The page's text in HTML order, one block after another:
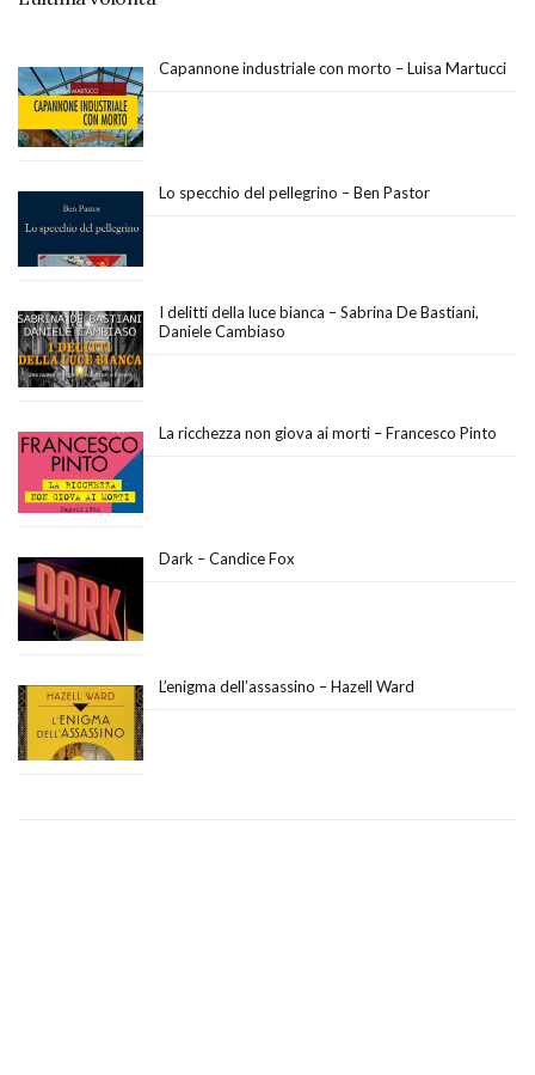
Capannone industriale con morto – Luisa Martucci
Lo specchio del pellegrino – Ben Pastor
I delitti della luce bianca – Sabrina De Bastiani,
Daniele Cambiaso
La ricchezza non giova ai morti – Francesco Pinto
Dark – Candice Fox
L’enigma dell’assassino – Hazell Ward